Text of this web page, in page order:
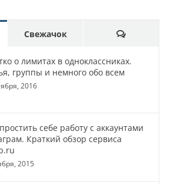
Свежачок Comments
о лимитах в одноклассниках.
группы и немного обо всем
2016
себе работу с аккаунтами
Краткий обзор сервиса
2015